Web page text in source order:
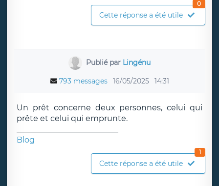
Cette réponse a été utile
0
Publié par Lingénu
793 messages 16/05/2025 14:31
Un prêt concerne deux personnes, celui qui
prête et celui qui emprunte.
Blog
Cette réponse a été utile
1